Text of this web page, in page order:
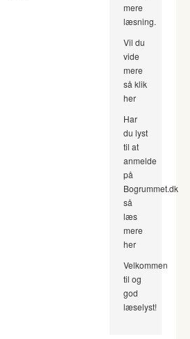
mere
læsning.
Vil du
vide
mere
så klik
her
Har
du lyst
til at
anmelde
på
Bogrummet.dk
så
læs
mere
her
Velkommen
til og
god
læselyst!